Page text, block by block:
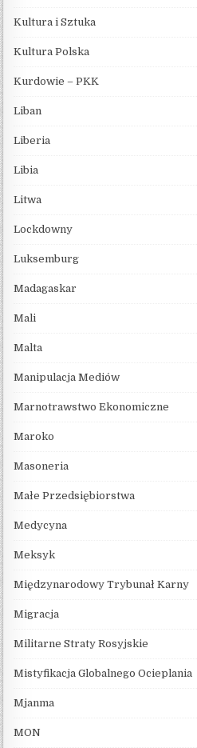
Kultura i Sztuka
Kultura Polska
Kurdowie – PKK
Liban
Liberia
Libia
Litwa
Lockdowny
Luksemburg
Madagaskar
Mali
Malta
Manipulacja Mediów
Marnotrawstwo Ekonomiczne
Maroko
Masoneria
Małe Przedsiębiorstwa
Medycyna
Meksyk
Międzynarodowy Trybunał Karny
Migracja
Militarne Straty Rosyjskie
Mistyfikacja Globalnego Ocieplania
Mjanma
MON